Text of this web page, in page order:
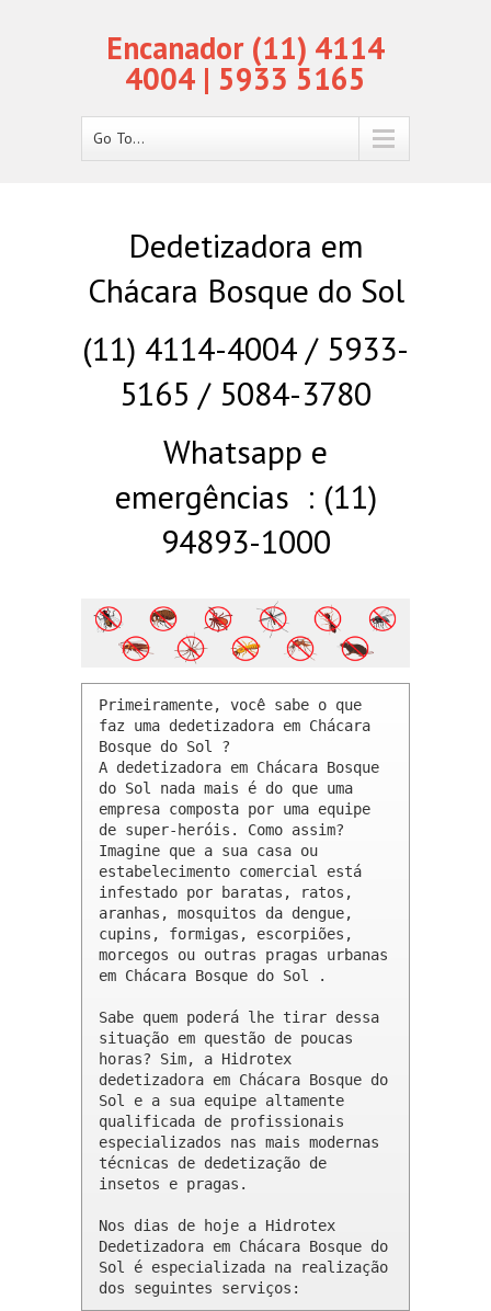
Encanador (11) 4114
4004 | 5933 5165
Go To...
Dedetizadora em
Chácara Bosque do Sol
(11) 4114-4004 / 5933-
5165 / 5084-3780
Whatsapp e
emergências : (11)
94893-1000
Primeiramente, você sabe o que
faz uma dedetizadora em Chácara
Bosque do Sol ?
A dedetizadora em Chácara Bosque
do Sol nada mais é do que uma
empresa composta por uma equipe
de super-heróis. Como assim?
Imagine que a sua casa ou
estabelecimento comercial está
infestado por baratas, ratos,
aranhas, mosquitos da dengue,
cupins, formigas, escorpiões,
morcegos ou outras pragas urbanas
em Chácara Bosque do Sol .
Sabe quem poderá lhe tirar dessa
situação em questão de poucas
horas? Sim, a Hidrotex
dedetizadora em Chácara Bosque do
Sol e a sua equipe altamente
qualificada de profissionais
especializados nas mais modernas
técnicas de dedetização de
insetos e pragas.
Nos dias de hoje a Hidrotex
Dedetizadora em Chácara Bosque do
Sol é especializada na realização
dos seguintes serviços: